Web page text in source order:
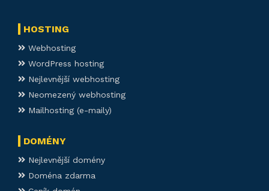
HOSTING
Webhosting
WordPress hosting
Nejlevnější webhosting
Neomezený webhosting
Mailhosting (e-maily)
DOMÉNY
Nejlevnější domény
Doména zdarma